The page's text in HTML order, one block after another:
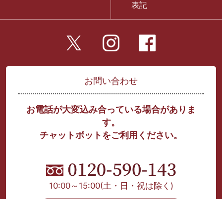
表記
お問い合わせ
お電話が大変込み合っている場合がありま
す。
チャットボットをご利用ください。
10:00～15:00(土・日・祝は除く)